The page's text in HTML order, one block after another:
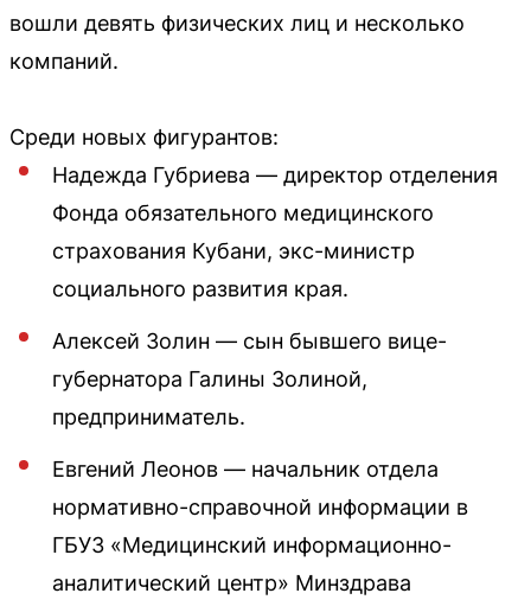
вошли девять физических лиц и несколько
компаний.
Среди новых фигурантов:
Надежда Губриева — директор отделения
Фонда обязательного медицинского
страхования Кубани, экс-министр
социального развития края.
Алексей Золин — сын бывшего вице-
губернатора Галины Золиной,
предприниматель.
Евгений Леонов — начальник отдела
нормативно-справочной информации в
ГБУЗ «Медицинский информационно-
аналитический центр» Минздрава